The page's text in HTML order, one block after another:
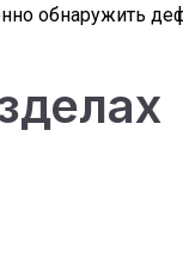
обнаружить